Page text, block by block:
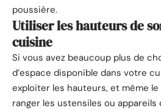
poussière.
Utiliser les hauteurs de
cuisine
Si vous avez beaucoup plus de
d’espace disponible dans votre
exploiter les hauteurs, et même
ranger les ustensiles ou appareils